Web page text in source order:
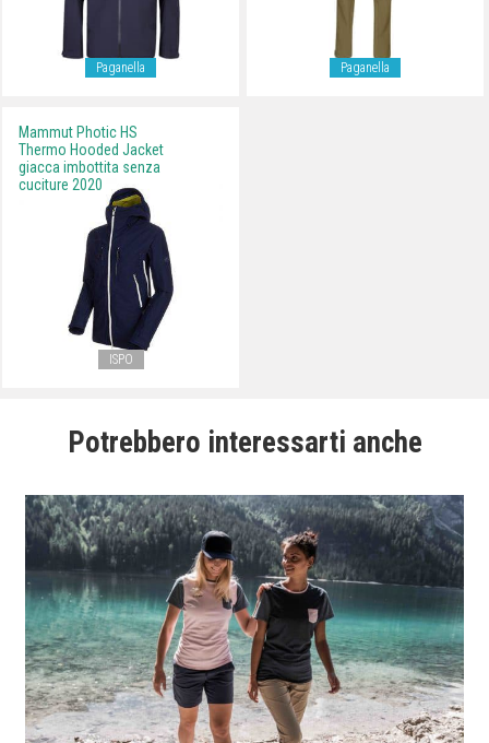
Paganella Paganella
Mammut Photic HS
Thermo Hooded Jacket
giacca imbottita senza
cuciture 2020
ISPO
Potrebbero interessarti anche